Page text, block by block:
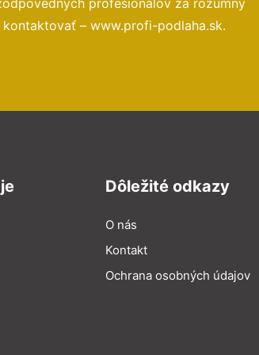
– www.profi-podlaha.sk.
Dôležité odkazy
O nás
Kontakt
Ochrana osobných údajov